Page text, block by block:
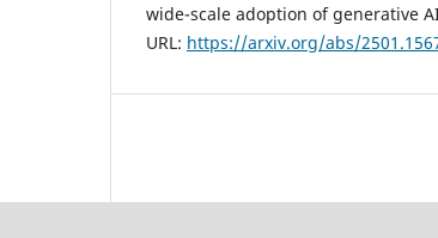
wide-scale adoption of generative
URL: https://arxiv.org/abs/